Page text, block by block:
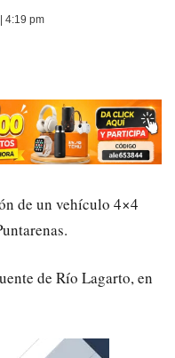
4:19 pm
de un vehículo 4×4
de Río Lagarto, en